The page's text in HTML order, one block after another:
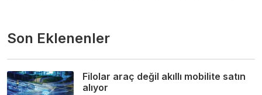
Son Eklenenler
Filolar araç değil akıllı mobilite satın
alıyor